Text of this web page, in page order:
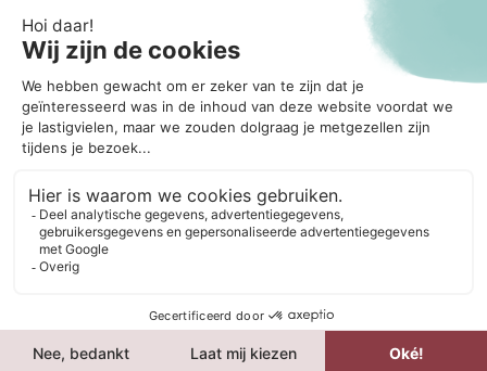
Erklärung zum Datenschutz
Cookie-Anweisung
Anpassen der Cookie-Einstellungen